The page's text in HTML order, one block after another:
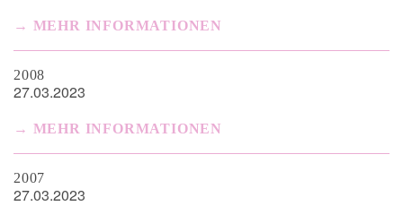
MEHR INFORMATIONEN
2008
27.03.2023
MEHR INFORMATIONEN
2007
27.03.2023